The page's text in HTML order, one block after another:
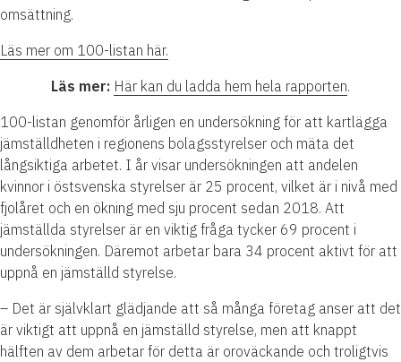
omsättning.
Läs mer om 100-listan här.
Läs mer: Här kan du ladda hem hela rapporten.
100-listan genomför årligen en undersökning för att kartlägga
jämställdheten i regionens bolagsstyrelser och mäta det
långsiktiga arbetet. I år visar undersökningen att andelen
kvinnor i östsvenska styrelser är 25 procent, vilket är i nivå med
fjolåret och en ökning med sju procent sedan 2018. Att
jämställda styrelser är en viktig fråga tycker 69 procent i
undersökningen. Däremot arbetar bara 34 procent aktivt för att
uppnå en jämställd styrelse.
– Det är självklart glädjande att så många företag anser att det
är viktigt att uppnå en jämställd styrelse, men att knappt
hälften av dem arbetar för detta är oroväckande och troligtvis